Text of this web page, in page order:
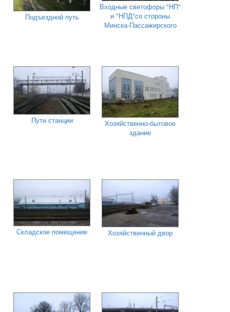
Подъездной путь
Входные светофоры "НП"
и "НПД"со стороны
Минска-Пассажирского
Пути станции
Хозяйственно-бытовое
здание
Складское помещение Хозяйственный двор